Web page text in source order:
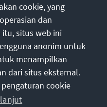
cookie, yang
dan
itu, situs web ini
anonim untuk
menampilkan
dari situs eksternal.
cookie